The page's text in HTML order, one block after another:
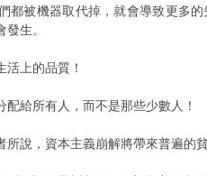
都被機器取代掉，就會導致更多
生。
上的品質！
給所有人，而不是那些少數人！
所說，資本主義崩解將帶來普遍的